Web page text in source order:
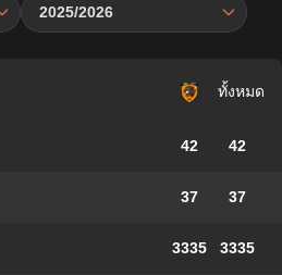
2025/2026
ทั้งหมด
42 42
37 37
3335 3335